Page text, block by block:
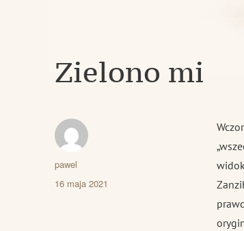
Dwór Romany –
Klasycystyczny dwór z 1843 roku w miejscowości
Zielono mi
Autor
pawel
Data
16 maja 2021